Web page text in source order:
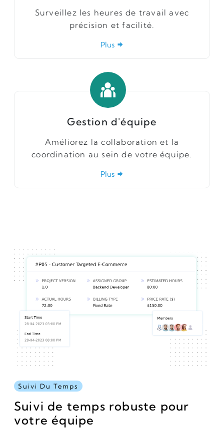
Surveillez les heures de travail avec
précision et facilité.
Plus
Gestion d'équipe
Améliorez la collaboration et la
coordination au sein de votre équipe.
Plus
Suivi Du Temps
Suivi de temps robuste pour
votre équipe